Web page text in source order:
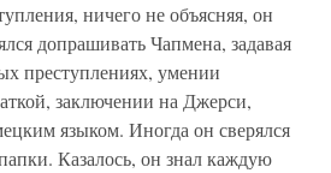
ничего не объясняя, он
допрашивать Чапмена, задавая
преступлениях, умении
заключении на Джерси,
языком. Иногда он сверялся
Казалось, он знал каждую